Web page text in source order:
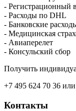
- Регистрационный
- Расходы по DHL
- Банковские
- Медицинская
- Авиаперелет
- Консульский сбор
Получить
+7 495 624 70 36
Контакты